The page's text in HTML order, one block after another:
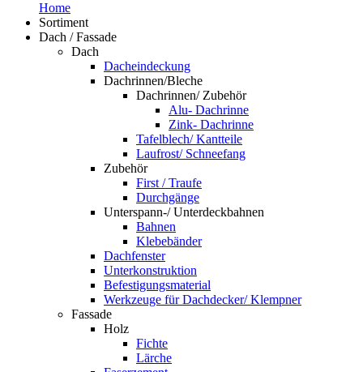
Home
Sortiment
Dach / Fassade
Dach
Dacheindeckung
Dachrinnen/Bleche
Dachrinnen/ Zubehör
Alu- Dachrinne
Zink- Dachrinne
Tafelblech/ Kantteile
Laufrost/ Schneefang
Zubehör
First / Traufe
Durchgänge
Unterspann-/ Unterdeckbahnen
Bahnen
Klebebänder
Dachfenster
Unterkonstruktion
Befestigungsmaterial
Werkzeuge für Dachdecker/ Klempner
Fassade
Holz
Fichte
Lärche